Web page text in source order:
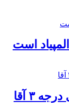
است
۳ آقا